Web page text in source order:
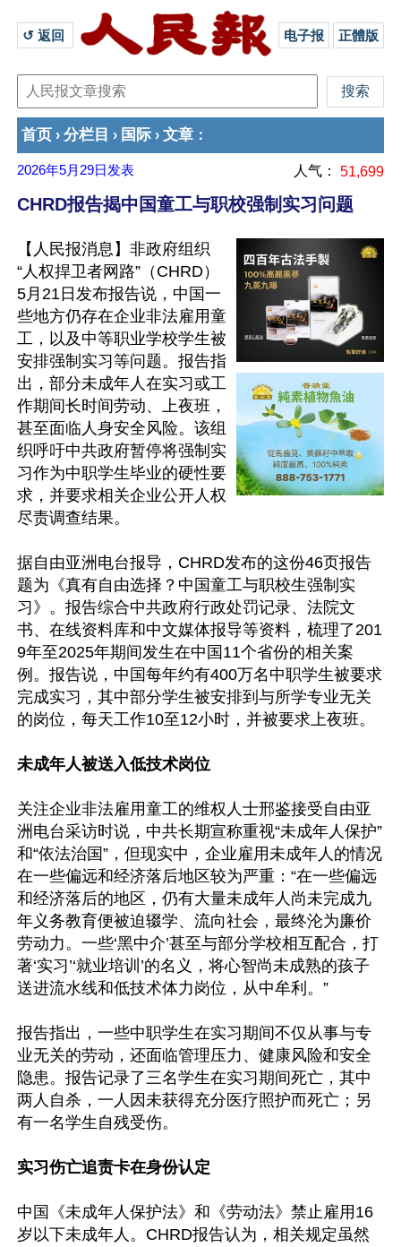
↺ 返回 电子报 正體版
首页 › 分栏目 › 国际 › 文章 ：
2026年5月29日 发表 人气： 51,699
CHRD报告揭中国童工与职校强制实习问题
【人民报消息】非政府组织
“人权捍卫者网路”（CHRD）
5月21日发布报告说，中国一
些地方仍存在企业非法雇用童
工，以及中等职业学校学生被
安排强制实习等问题。报告指
出，部分未成年人在实习或工
作期间长时间劳动、上夜班，
甚至面临人身安全风险。该组
织呼吁中共政府暂停将强制实
习作为中职学生毕业的硬性要
求，并要求相关企业公开人权
尽责调查结果。
据自由亚洲电台报导，CHRD发布的这份46页报告
题为《真有自由选择？中国童工与职校生强制实
习》。报告综合中共政府行政处罚记录、法院文
书、在线资料库和中文媒体报导等资料，梳理了201
9年至2025年期间发生在中国11个省份的相关案
例。报告说，中国每年约有400万名中职学生被要求
完成实习，其中部分学生被安排到与所学专业无关
的岗位，每天工作10至12小时，并被要求上夜班。
未成年人被送入低技术岗位
关注企业非法雇用童工的维权人士邢鉴接受自由亚
洲电台采访时说，中共长期宣称重视“未成年人保护”
和“依法治国”，但现实中，企业雇用未成年人的情况
在一些偏远和经济落后地区较为严重：“在一些偏远
和经济落后的地区，仍有大量未成年人尚未完成九
年义务教育便被迫辍学、流向社会，最终沦为廉价
劳动力。一些‘黑中介’甚至与部分学校相互配合，打
著‘实习’‘就业培训’的名义，将心智尚未成熟的孩子
送进流水线和低技术体力岗位，从中牟利。”
报告指出，一些中职学生在实习期间不仅从事与专
业无关的劳动，还面临管理压力、健康风险和安全
隐患。报告记录了三名学生在实习期间死亡，其中
两人自杀，一人因未获得充分医疗照护而死亡；另
有一名学生自残受伤。
实习伤亡追责卡在身份认定
中国《未成年人保护法》和《劳动法》禁止雇用16
岁以下未成年人。CHRD报告认为，相关规定虽然